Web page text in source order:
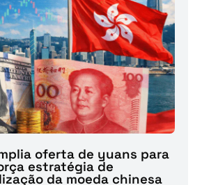
oferta de yuans para
estratégia de
da moeda chinesa